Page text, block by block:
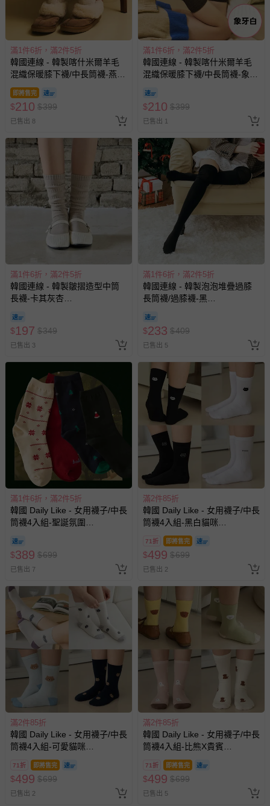
滿1件6折，滿2件5折
韓國連線 - 韓製喀什米爾羊毛
混織保暖膝下襪/中長筒襪-燕麥
米 (Free[230~260mm])
即將售完
$210 $399
已售出 8
滿1件6折，滿2件5折
韓國連線 - 韓製喀什米爾羊毛
混織保暖膝下襪/中長筒襪-象牙
$210 $399
已售出 1
滿1件6折，滿2件5折
韓國連線 - 韓製皺摺造型中筒
長襪-卡其灰杏
$197 $349
已售出 3
滿1件6折，滿2件5折
韓國連線 - 韓製泡泡堆疊過膝
長筒襪/過膝襪-黑
$233 $409
已售出 5
滿1件6折，滿2件5折
韓國 Daily Like - 女用襪子/中長
筒襪4入組-聖誕氛圍
$389 $699
已售出 7
滿2件85折
韓國 Daily Like - 女用襪子/中長
筒襪4入組-黑白貓咪
(220~250mm)
71折 即將售完
$499 $699
已售出 2
滿2件85折
韓國 Daily Like - 女用襪子/中長
筒襪4入組-可愛貓咪
(220~250mm)
71折 即將售完
$499 $699
已售出 2
滿2件85折
韓國 Daily Like - 女用襪子/中長
筒襪4入組-比熊X貴賓
(220~250mm)
71折 即將售完
$499 $699
已售出 5